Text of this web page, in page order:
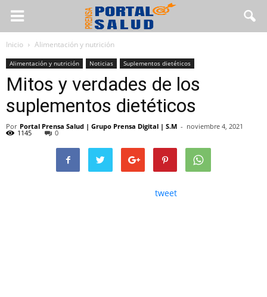
Inicio Alimentación y nutrición
Alimentación y nutrición Noticias Suplementos dietéticos
Mitos y verdades de los
suplementos dietéticos
Por Portal Prensa Salud | Grupo Prensa Digital | S.M - noviembre 4, 2021
1145 0
tweet